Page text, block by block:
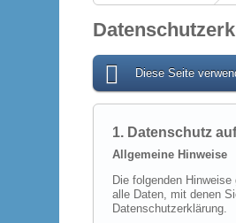
Diese Seite
1. Datenschutz
Allgemeine Hinweise
Die folgenden
alle Daten, mit denen
Datenschutzerklärung.